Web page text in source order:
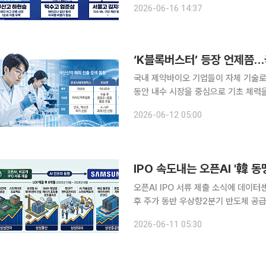
는 엄준상과 관련해 이 위원은 “전날
2026-06-16 14:37
‘K블록버스터’ 등장 언제쯤
국내 제약바이오 기업들이 자체 기술
동안 내수 시장을 중심으로 기초 체
2026-06-12 05:00
IPO 속도내는 오픈AI '韓 동
오픈AI IPO 서류 제출 소식에 데이터
후 주가 동반 우상향2분기 반도체 공급 부
인프라 동맹'을 맺은 삼성그룹 주요 계
2026-06-11 05:30